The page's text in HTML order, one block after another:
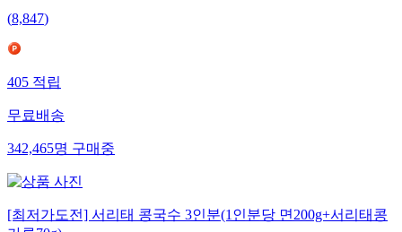
(8,847)
405적립
무료배송
342,465명구매중
[최저가도전] 서리태 콩국수 3인분(1인분당 면200g+서리태콩